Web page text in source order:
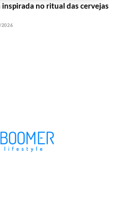
no ritual das cervejas